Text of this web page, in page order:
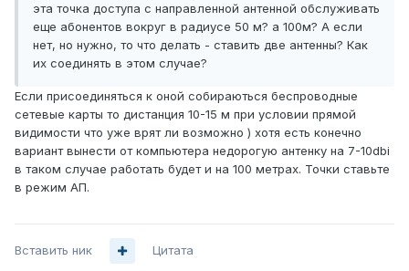
эта точка доступа с направленной антенной обслуживать
еще абонентов вокруг в радиусе 50 м? а 100м? А если
нет, но нужно, то что делать - ставить две антенны? Как
их соединять в этом случае?
Если присоединяться к оной собираються беспроводные
сетевые карты то дистанция 10-15 м при условии прямой
видимости что уже врят ли возможно ) хотя есть конечно
вариант вынести от компьютера недорогую антенку на 7-10dbi
в таком случае работать будет и на 100 метрах. Точки ставьте
в режим АП.
Вставить ник Цитата